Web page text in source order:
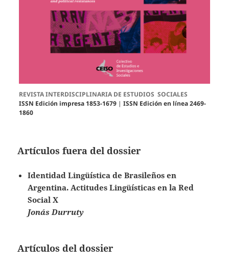
REVISTA INTERDISCIPLINARIA DE ESTUDIOS SOCIALES
ISSN Edición impresa 1853-1679 | ISSN Edición en línea 2469-
1860
Artículos fuera del dossier
Identidad Lingüística de Brasileños en
Argentina. Actitudes Lingüísticas en la Red
Social X
Jonás Durruty
Artículos del dossier